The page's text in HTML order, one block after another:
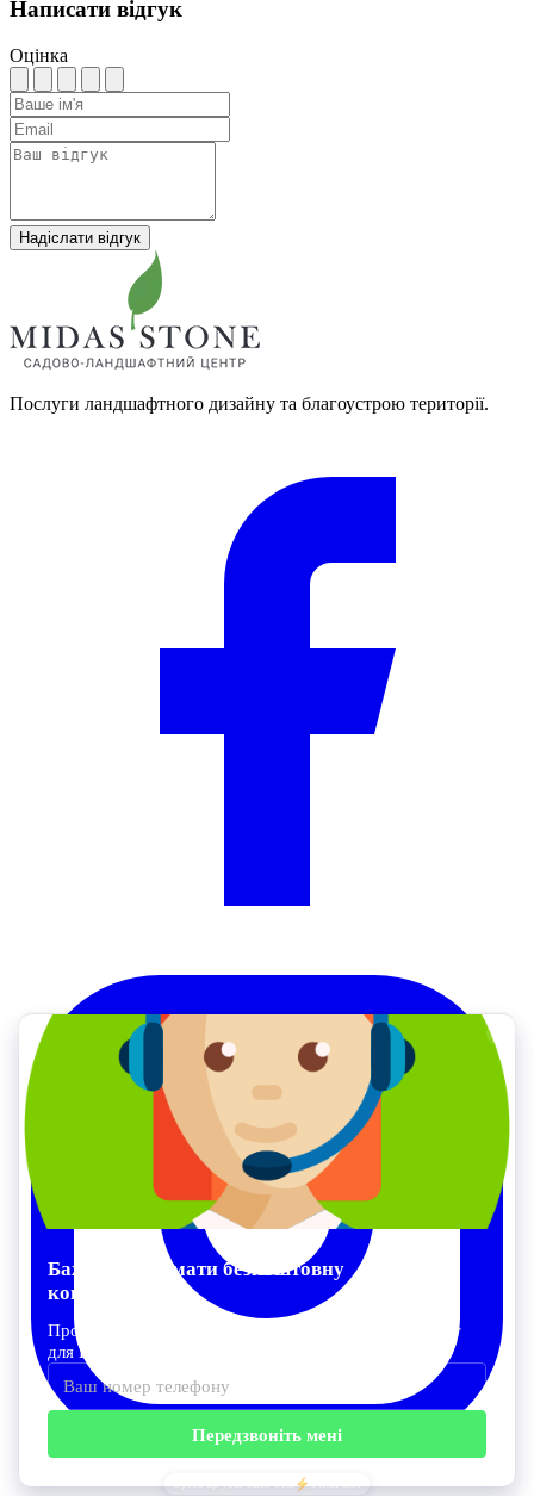
Написати відгук
Оцінка
Надіслати відгук
Послуги ландшафтного дизайну та благоустрою території.